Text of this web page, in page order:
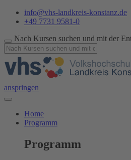
info@vhs-landkreis-konstanz.de
+49 7731 9581-0
Nach Kursen suchen und mit der
anspringen
Home
Programm
Programm